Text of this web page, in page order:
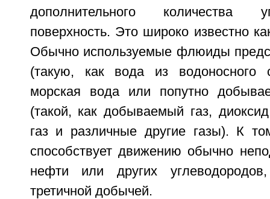
дополнительного количества
поверхность. Это широко известно
Обычно используемые флюиды
(такую, как вода из водоносного
морская вода или попутно
(такой, как добываемый газ,
газ и различные другие газы). К
способствует движению обычно
нефти или других
третичной добычей.